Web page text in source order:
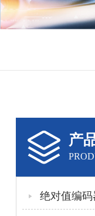
产
绝对值编码